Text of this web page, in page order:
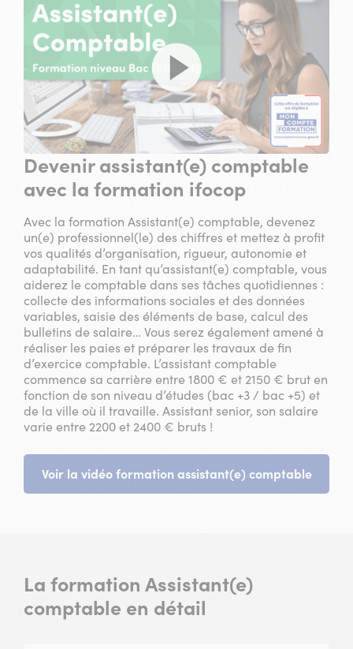
Devenir assistant(e) comptable
avec la formation ifocop
Avec la formation Assistant(e) comptable, devenez
un(e) professionnel(le) des chiffres et mettez à profit
vos qualités d’organisation, rigueur, autonomie et
adaptabilité. En tant qu’assistant(e) comptable, vous
aiderez le comptable dans ses tâches quotidiennes :
collecte des informations sociales et des données
variables, saisie des éléments de base, calcul des
bulletins de salaire… Vous serez également amené à
réaliser les paies et préparer les travaux de fin
d’exercice comptable. L’assistant comptable
commence sa carrière entre 1800 € et 2150 € brut en
fonction de son niveau d’études (bac +3 / bac +5) et
de la ville où il travaille. Assistant senior, son salaire
varie entre 2200 et 2400 € bruts !
Voir la vidéo formation assistant(e) comptable
La formation Assistant(e)
comptable en détail